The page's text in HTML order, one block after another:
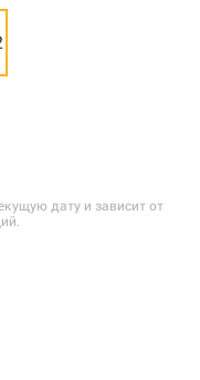
дату и зависит от